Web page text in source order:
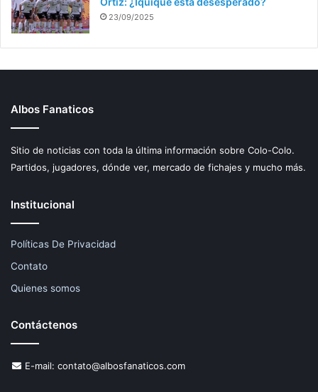
23/09/2025
Albos Fanaticos
Sitio de noticias con toda la última información sobre Colo-Colo.
Partidos, jugadores, dónde ver, mercado de fichajes y mucho más.
Institucional
Políticas De Privacidad
Contato
Quienes somos
Contáctenos
E-mail: contato@albosfanaticos.com